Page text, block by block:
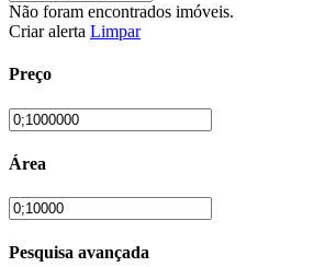
Não foram encontrados imóveis.
Criar alerta Limpar
Preço
Área
Pesquisa avançada